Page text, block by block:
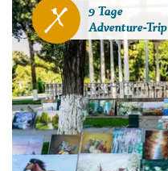
9 Tage
Adventure-Trip